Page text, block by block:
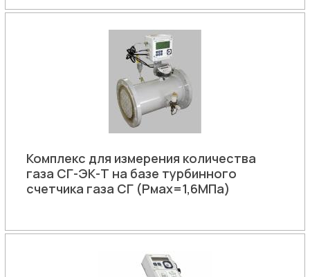
Комплекс для измерения количества
газа СГ-ЭК-Т на базе турбинного
счетчика газа СГ (Рмах=1,6МПа)